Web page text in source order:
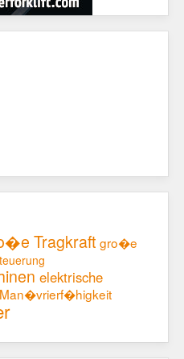
Tragkraft gro�e
elektrische
Man�vrierf�higkeit